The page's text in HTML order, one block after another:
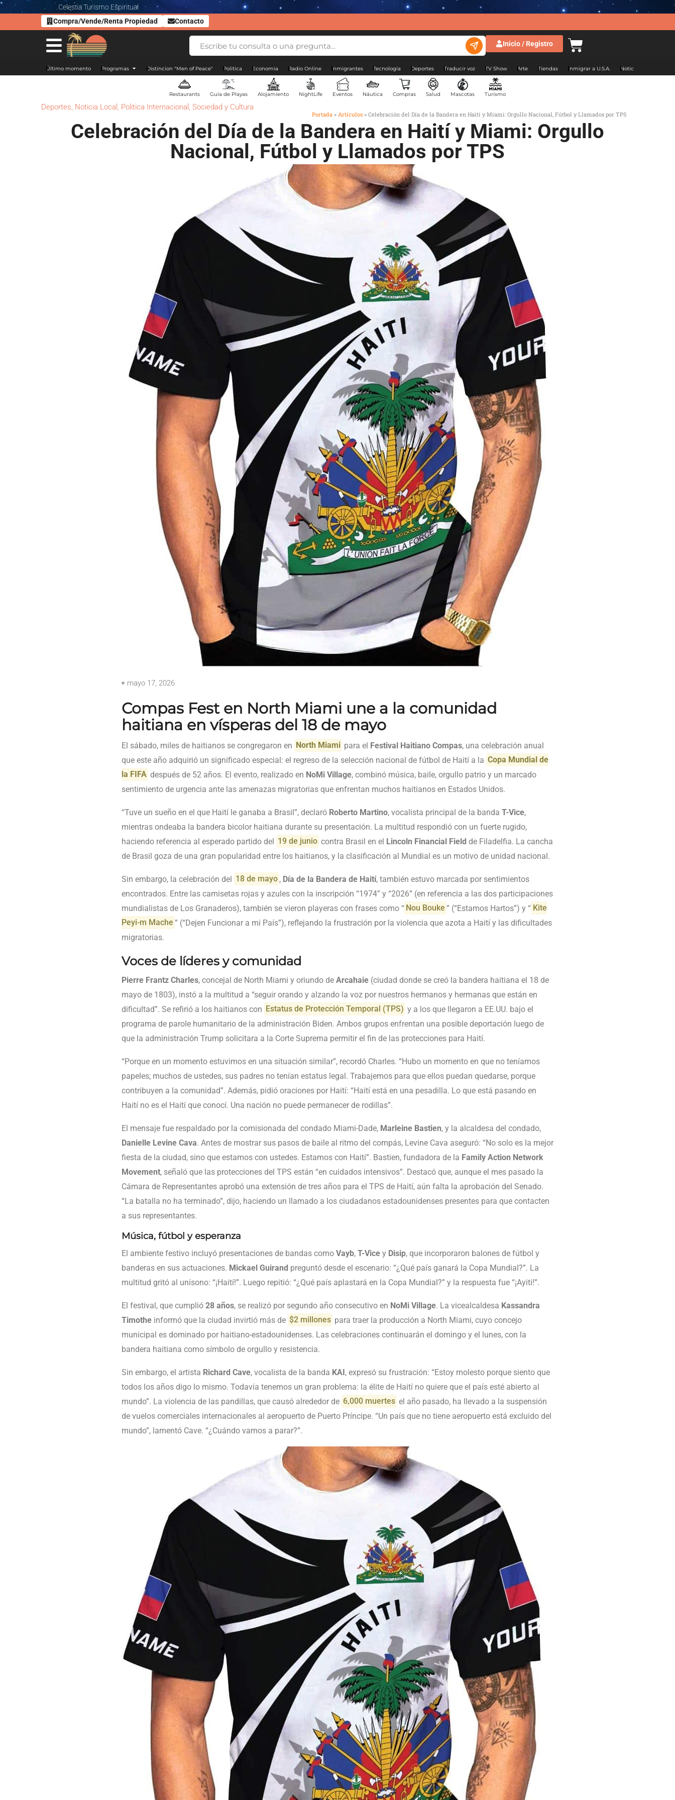
Celestia Turismo Espiritual
Compra/Vende/Renta Propiedad
Contacto
Inicio / Registro
Último momento Programas Distincion "Men of Peace" Politica Economia Radio Online Inmigrantes Tecnología Deportes Traducir voz TV Show Arte Tiendas Inmigrar a U.S.A. Noticias Argentina
Restaurants Guía de Playas Alojamiento NightLife Eventos Náutica Compras Salud Mascotas Turismo
Deportes, Noticia Local , Politica Internacional , Sociedad y Cultura
Portada » Artículos » Celebración del Día de la Bandera en Haití y Miami: Orgullo Nacional, Fútbol y Llamados por TPS
Celebración del Día de la Bandera en Haití y Miami: Orgullo
Nacional, Fútbol y Llamados por TPS
mayo 17, 2026
Compas Fest en North Miami une a la comunidad
haitiana en vísperas del 18 de mayo
El sábado, miles de haitianos se congregaron en North Miami para el Festival Haitiano Compas, una celebración anual
que este año adquirió un significado especial: el regreso de la selección nacional de fútbol de Haití a la Copa Mundial de
la FIFA después de 52 años. El evento, realizado en NoMi Village, combinó música, baile, orgullo patrio y un marcado
sentimiento de urgencia ante las amenazas migratorias que enfrentan muchos haitianos en Estados Unidos.
“Tuve un sueño en el que Haití le ganaba a Brasil”, declaró Roberto Martino, vocalista principal de la banda T-Vice,
mientras ondeaba la bandera bicolor haitiana durante su presentación. La multitud respondió con un fuerte rugido,
haciendo referencia al esperado partido del 19 de junio contra Brasil en el Lincoln Financial Field de Filadelfia. La cancha
de Brasil goza de una gran popularidad entre los haitianos, y la clasificación al Mundial es un motivo de unidad nacional.
Sin embargo, la celebración del 18 de mayo , Día de la Bandera de Haití, también estuvo marcada por sentimientos
encontrados. Entre las camisetas rojas y azules con la inscripción “1974” y “2026” (en referencia a las dos participaciones
mundialistas de Los Granaderos), también se vieron playeras con frases como “ Nou Bouke ” (“Estamos Hartos”) y “ Kite
Peyi-m Mache ” (“Dejen Funcionar a mi País”), reflejando la frustración por la violencia que azota a Haití y las dificultades
migratorias.
Voces de líderes y comunidad
Pierre Frantz Charles, concejal de North Miami y oriundo de Arcahaie (ciudad donde se creó la bandera haitiana el 18 de
mayo de 1803), instó a la multitud a “seguir orando y alzando la voz por nuestros hermanos y hermanas que están en
dificultad”. Se refirió a los haitianos con Estatus de Protección Temporal (TPS) y a los que llegaron a EE.UU. bajo el
programa de parole humanitario de la administración Biden. Ambos grupos enfrentan una posible deportación luego de
que la administración Trump solicitara a la Corte Suprema permitir el fin de las protecciones para Haití.
“Porque en un momento estuvimos en una situación similar”, recordó Charles. “Hubo un momento en que no teníamos
papeles; muchos de ustedes, sus padres no tenían estatus legal. Trabajemos para que ellos puedan quedarse, porque
contribuyen a la comunidad”. Además, pidió oraciones por Haití: “Haití está en una pesadilla. Lo que está pasando en
Haití no es el Haití que conocí. Una nación no puede permanecer de rodillas”.
El mensaje fue respaldado por la comisionada del condado Miami-Dade, Marleine Bastien, y la alcaldesa del condado,
Danielle Levine Cava. Antes de mostrar sus pasos de baile al ritmo del compás, Levine Cava aseguró: “No solo es la mejor
fiesta de la ciudad, sino que estamos con ustedes. Estamos con Haití”. Bastien, fundadora de la Family Action Network
Movement, señaló que las protecciones del TPS están “en cuidados intensivos”. Destacó que, aunque el mes pasado la
Cámara de Representantes aprobó una extensión de tres años para el TPS de Haití, aún falta la aprobación del Senado.
“La batalla no ha terminado”, dijo, haciendo un llamado a los ciudadanos estadounidenses presentes para que contacten
a sus representantes.
Música, fútbol y esperanza
El ambiente festivo incluyó presentaciones de bandas como Vayb, T-Vice y Disip, que incorporaron balones de fútbol y
banderas en sus actuaciones. Mickael Guirand preguntó desde el escenario: “¿Qué país ganará la Copa Mundial?”. La
multitud gritó al unísono: “¡Haití!”. Luego repitió: “¿Qué país aplastará en la Copa Mundial?” y la respuesta fue “¡Ayiti!”.
El festival, que cumplió 28 años, se realizó por segundo año consecutivo en NoMi Village. La vicealcaldesa Kassandra
Timothe informó que la ciudad invirtió más de $2 millones para traer la producción a North Miami, cuyo concejo
municipal es dominado por haitiano-estadounidenses. Las celebraciones continuarán el domingo y el lunes, con la
bandera haitiana como símbolo de orgullo y resistencia.
Sin embargo, el artista Richard Cave, vocalista de la banda KAI, expresó su frustración: “Estoy molesto porque siento que
todos los años digo lo mismo. Todavía tenemos un gran problema: la élite de Haití no quiere que el país esté abierto al
mundo”. La violencia de las pandillas, que causó alrededor de 6,000 muertes el año pasado, ha llevado a la suspensión
de vuelos comerciales internacionales al aeropuerto de Puerto Príncipe. “Un país que no tiene aeropuerto está excluido del
mundo”, lamentó Cave. “¿Cuándo vamos a parar?”.